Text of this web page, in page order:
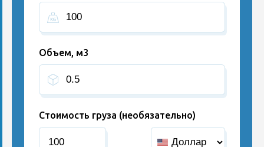
Объем, м3
Стоимость груза (необязательно)